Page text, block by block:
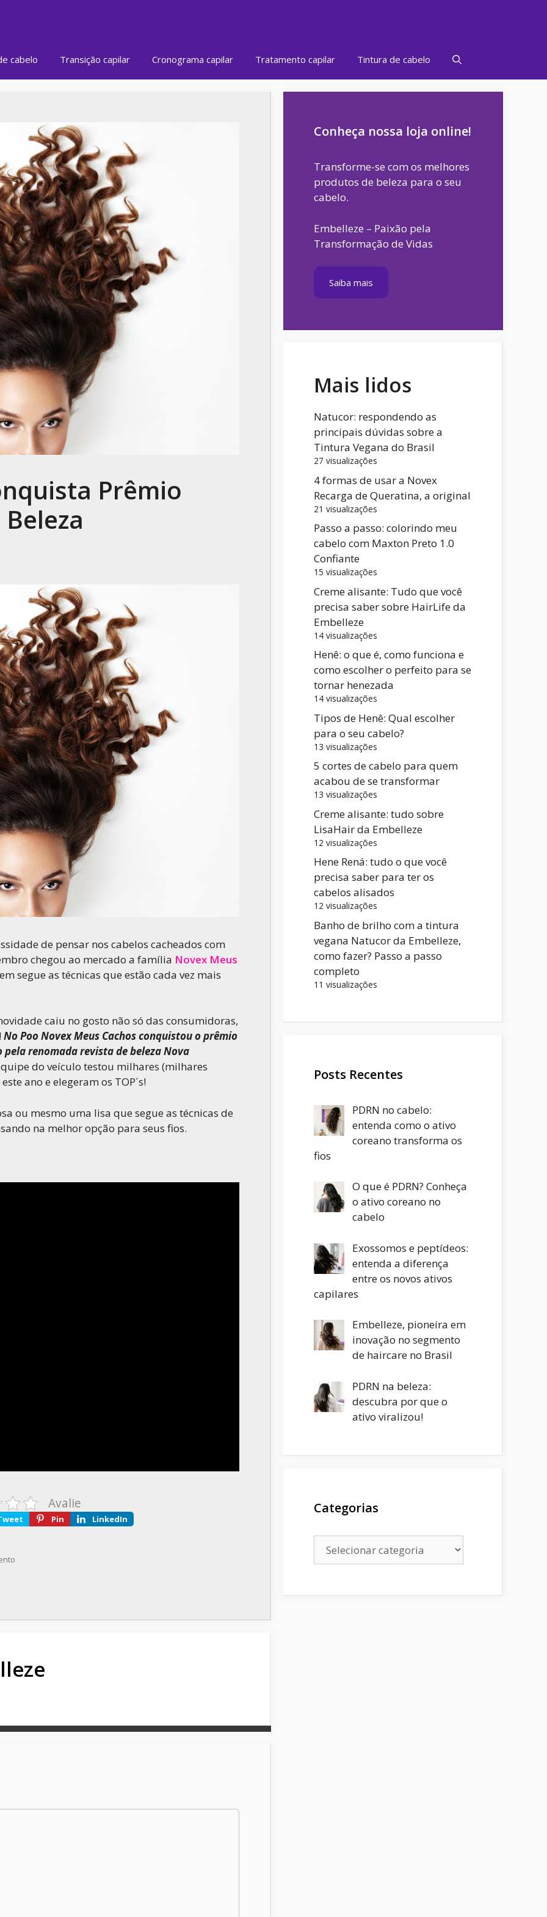
cabelo Transição capilar Cronograma capilar Tratamento capilar Tintura de cabelo
Prêmio
de pensar nos cabelos cacheados com
chegou ao mercado a família Novex Meus
segue as técnicas que estão cada vez mais
caiu no gosto não só das consumidoras,
No Poo Novex Meus Cachos conquistou o prêmio
renomada revista de beleza Nova
do veículo testou milhares (milhares
ano e elegeram os TOP´s!
ou mesmo uma lisa que segue as técnicas de
na melhor opção para seus fios.
Avalie
Pin LinkedIn
Conheça nossa loja online!
Transforme-se com os melhores
produtos de beleza para o seu
cabelo.
Embelleze – Paixão pela
Transformação de Vidas
Saiba mais
Mais lidos
Natucor: respondendo as
principais dúvidas sobre a
Tintura Vegana do Brasil
27 visualizações
4 formas de usar a Novex
Recarga de Queratina, a original
21 visualizações
Passo a passo: colorindo meu
cabelo com Maxton Preto 1.0
Confiante
15 visualizações
Creme alisante: Tudo que você
precisa saber sobre HairLife da
Embelleze
14 visualizações
Henê: o que é, como funciona e
como escolher o perfeito para se
tornar henezada
14 visualizações
Tipos de Henê: Qual escolher
para o seu cabelo?
13 visualizações
5 cortes de cabelo para quem
acabou de se transformar
13 visualizações
Creme alisante: tudo sobre
LisaHair da Embelleze
12 visualizações
Hene Rená: tudo o que você
precisa saber para ter os
cabelos alisados
12 visualizações
Banho de brilho com a tintura
vegana Natucor da Embelleze,
como fazer? Passo a passo
completo
11 visualizações
Posts Recentes
PDRN no cabelo:
entenda como o ativo
coreano transforma os
fios
O que é PDRN? Conheça
o ativo coreano no
cabelo
Exossomos e peptídeos:
entenda a diferença
entre os novos ativos
capilares
Embelleze, pioneira em
inovação no segmento
de haircare no Brasil
PDRN na beleza:
descubra por que o
ativo viralizou!
Categorias